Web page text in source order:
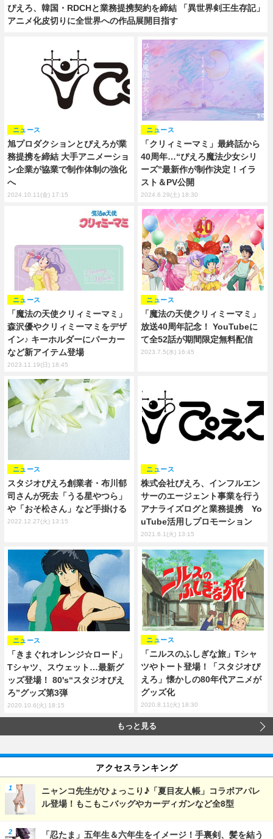
ぴえろ、韓国・RDCHと業務提携契約を締結 「異世界剣王生存記」
アニメ化皮切りに全世界への作品展開目指す
旭プロダクションとぴえろが業
務提携を締結 大手アニメーショ
ン企業が協業で制作体制の強化
へ
ニュース
2024.10.11(金) 17:15
「クリィミーマミ」最終話から
40周年…“ぴえろ魔法少女シリ
ーズ”最新作が制作決定！イラ
スト＆PV公開
ニュース
2024.6.29(土) 18:30
「魔法の天使クリィミーマミ」
森沢優やクリィミーマミをデザ
イン♪ キーホルダーにパーカー
など新アイテム登場
ニュース
2023.11.19(日) 18:45
「魔法の天使クリィミーマミ」
放送40周年記念！ YouTubeに
て全52話が期間限定無料配信
ニュース
2023.7.5(水) 16:45
スタジオぴえろ創業者・布川郁
司さんが死去「うる星やつら」
や「おそ松さん」など手掛ける
ニュース
2022.12.27(火) 13:15
株式会社ぴえろ、インフルエン
サーのエージェント事業を行う
アナライズログと業務提携 Yo
uTube活用しプロモーション
ニュース
2021.6.1(火) 13:15
「きまぐれオレンジ☆ロード」
Tシャツ、スウェット…最新グ
ッズ登場！ 80's“スタジオぴえ
ろ”グッズ第3弾
ニュース
2020.10.6(火) 18:15
「ニルスのふしぎな旅」Tシャ
ツやトート登場！「スタジオぴ
えろ」懐かしの80年代アニメが
グッズ化
ニュース
2020.8.11(火) 18:30
もっと見る
アクセスランキング
ニャンコ先生がひょっこり♪「夏目友人帳」コラボアパレ
ル登場！もこもこバッグやカーディガンなど全8型
「忍たま」五年生＆六年生をイメージ！手裏剣、髪を結う